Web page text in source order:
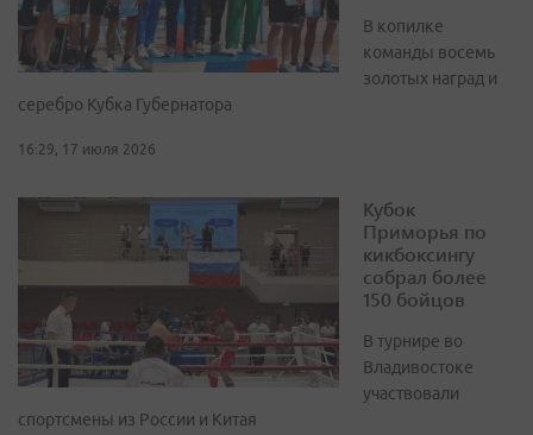
В копилке
команды восемь
золотых наград и
серебро Кубка Губернатора
16:29, 17 июля 2026
Кубок
Приморья по
кикбоксингу
собрал более
150 бойцов
В турнире во
Владивостоке
участвовали
спортсмены из России и Китая